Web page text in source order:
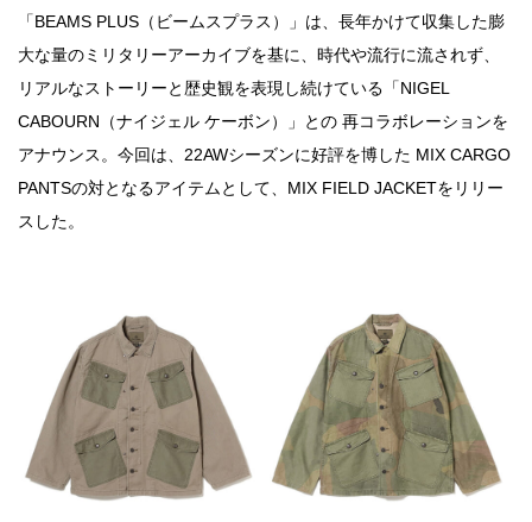
「BEAMS PLUS（ビームスプラス）」は、長年かけて収集した膨
大な量のミリタリーアーカイブを基に、時代や流行に流されず、
リアルなストーリーと歴史観を表現し続けている「NIGEL
CABOURN（ナイジェル ケーボン）」との 再コラボレーションを
アナウンス。今回は、22AWシーズンに好評を博した MIX CARGO
PANTSの対となるアイテムとして、MIX FIELD JACKETをリリー
スした。